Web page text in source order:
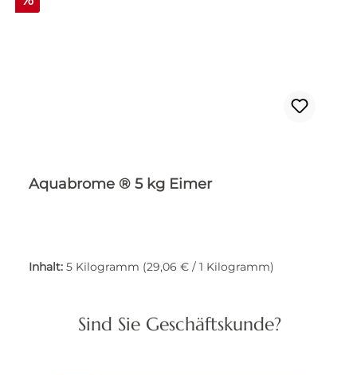
Sind Sie Geschäftskunde?
Aquabrome ® 5 kg Eimer
Inhalt: 5 Kilogramm (29,06 € / 1 Kilogramm)
Verkaufspreis:
145,30 € Regulärer Preis:
161,45 € (10% gespart)